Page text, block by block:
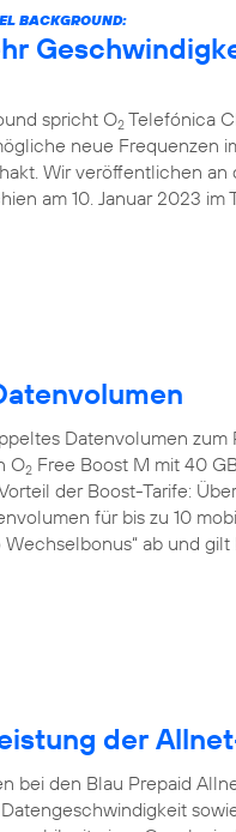
BACKGROUND:
spricht O2 Telefónica
neue Frequenzen
Wir veröffentlichen an
am 10. Januar 2023 im
Datenvolumen zum
O2 Free Boost M mit 40
der Boost-Tarife:
für bis zu 10
ab und gilt
der
bei den Blau Prepaid